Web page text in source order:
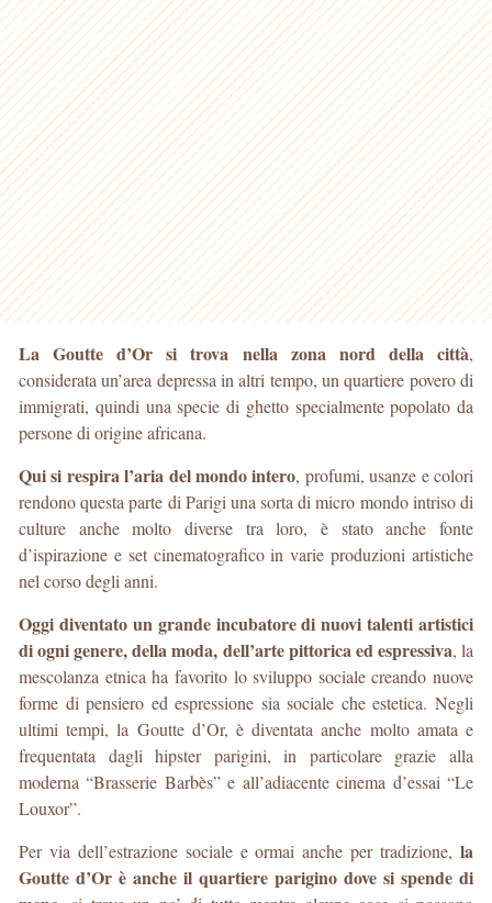
La Goutte d’Or si trova nella zona nord della città,
considerata un’area depressa in altri tempo, un quartiere povero di
immigrati, quindi una specie di ghetto specialmente popolato da
persone di origine africana.
Qui si respira l’aria del mondo intero, profumi, usanze e colori
rendono questa parte di Parigi una sorta di micro mondo intriso di
culture anche molto diverse tra loro, è stato anche fonte
d’ispirazione e set cinematografico in varie produzioni artistiche
nel corso degli anni.
Oggi diventato un grande incubatore di nuovi talenti artistici
di ogni genere, della moda, dell’arte pittorica ed espressiva, la
mescolanza etnica ha favorito lo sviluppo sociale creando nuove
forme di pensiero ed espressione sia sociale che estetica. Negli
ultimi tempi, la Goutte d’Or, è diventata anche molto amata e
frequentata dagli hipster parigini, in particolare grazie alla
moderna “Brasserie Barbès” e all’adiacente cinema d’essai “Le
Louxor”.
Per via dell’estrazione sociale e ormai anche per tradizione, la
Goutte d’Or è anche il quartiere parigino dove si spende di